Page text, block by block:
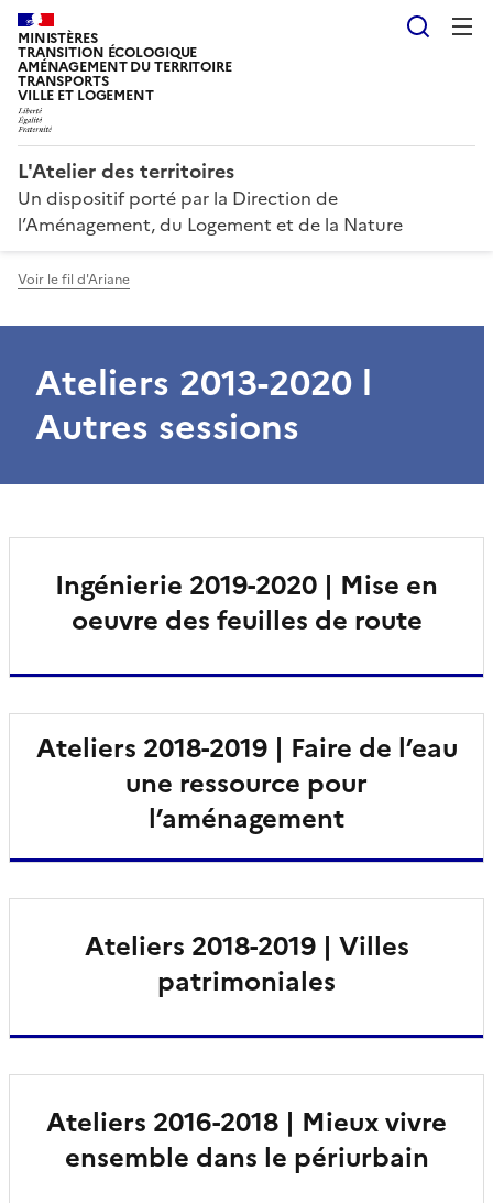
MINISTÈRES
TRANSITION ÉCOLOGIQUE
AMÉNAGEMENT DU TERRITOIRE
TRANSPORTS
VILLE ET LOGEMENT
L'Atelier des territoires
Un dispositif porté par la Direction de
l’Aménagement, du Logement et de la Nature
Voir le fil d'Ariane
Ateliers 2013-2020 l
Autres sessions
Ingénierie 2019-2020 | Mise en
oeuvre des feuilles de route
Ateliers 2018-2019 | Faire de l’eau
une ressource pour
l’aménagement
Ateliers 2018-2019 | Villes
patrimoniales
Ateliers 2016-2018 | Mieux vivre
ensemble dans le périurbain